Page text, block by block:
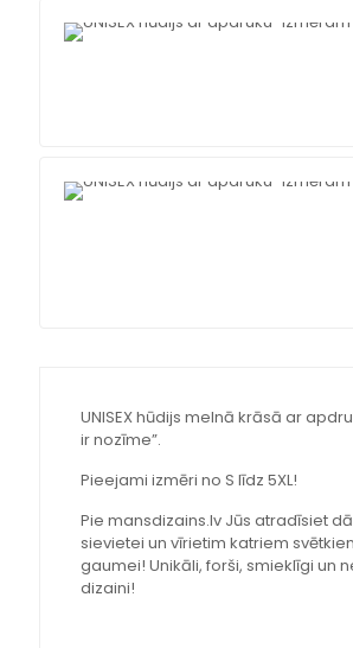
UNISEX hūdijs melnā krāsā ar
ir nozīme”.
Pieejami izmēri no S līdz 5XL!
Pie mansdizains.lv Jūs atradīsiet
sievietei un vīrietim katriem
gaumei! Unikāli, forši, smieklīgi un
dizaini!